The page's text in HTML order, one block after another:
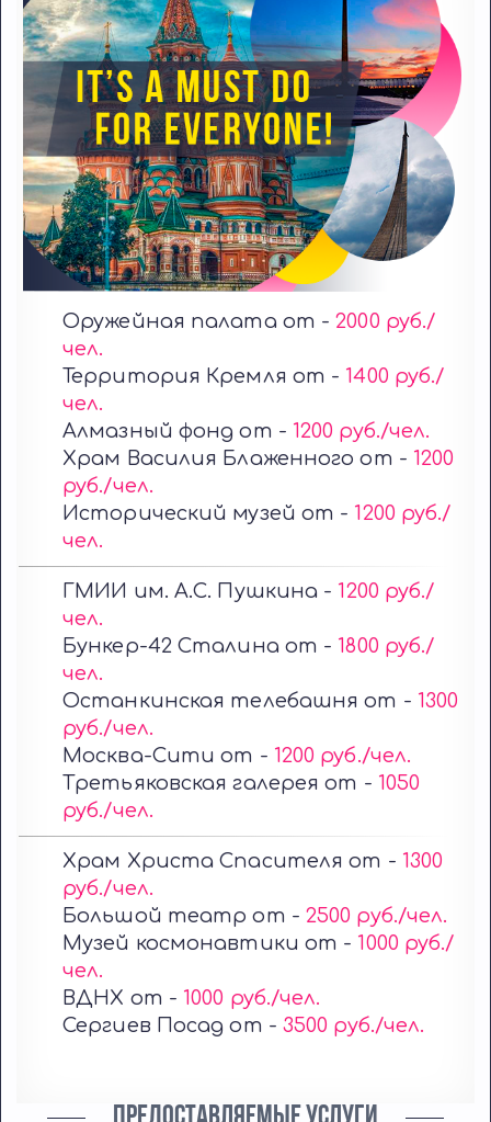
Оружейная палата от -2000 руб./
чел.
Территория Кремля от - 1400 руб./
чел.
Алмазный фонд от - 1200 руб./чел.
Храм Василия Блаженного от - 1200
руб./чел.
Исторический музей от - 1200 руб./
чел.
ГМИИ им. А.С. Пушкина - 1200 руб./
чел.
Бункер-42 Сталина от - 1800 руб./
чел.
Останкинская телебашня от - 1300
руб./чел.
Москва-Сити от - 1200 руб./чел.
Третьяковская галерея от - 1050
руб./чел.
Храм Христа Спасителя от - 1300
руб./чел.
Большой театр от - 2500 руб./чел.
Музей космонавтики от - 1000 руб./
чел.
ВДНХ от - 1000 руб./чел.
Сергиев Посад от - 3500 руб./чел.